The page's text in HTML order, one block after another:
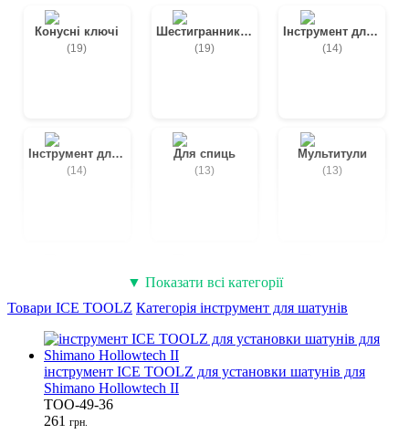
Конусні ключі
(19)
Шестигранники велосипедні
(19)
Інструмент для каретки
(14)
Інструмент для ланцюга
(14)
Для спиць
(13)
Мультитули
(13)
Інструмент для кермової
▼ Показати всі категорії
Товари ICE TOOLZ Категорія інструмент для шатунів
інструмент ICE TOOLZ для установки шатунів для
Shimano Hollowtech II
TOO-49-36
261 грн.